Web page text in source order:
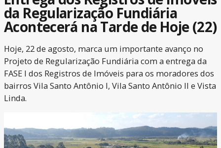
da Regularização Fundiária
Acontecerá na Tarde de Hoje (22)
Hoje, 22 de agosto, marca um importante avanço no
Projeto de Regularização Fundiária com a entrega da
FASE I dos Registros de Imóveis para os moradores dos
bairros Vila Santo Antônio I, Vila Santo Antônio II e Vista
Linda.